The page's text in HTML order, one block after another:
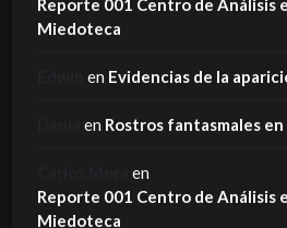
Reporte 001 Centro de Análisis
Miedoteca
en Evidencias de la
en Rostros fantasmales
en
Reporte 001 Centro de Análisis
Miedoteca